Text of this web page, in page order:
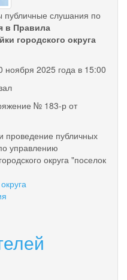
слушания по
в Правила
городского округа
ноября 2025 года в 15:00
№ 183-р от
проведение публичных
управлению
округа "поселок